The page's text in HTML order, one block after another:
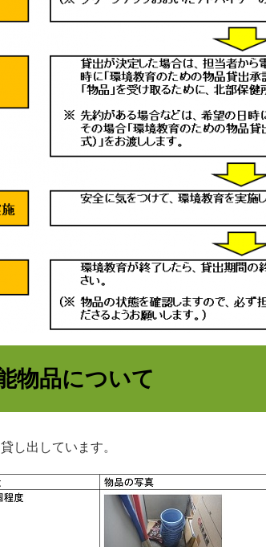
物品について
し出しています。